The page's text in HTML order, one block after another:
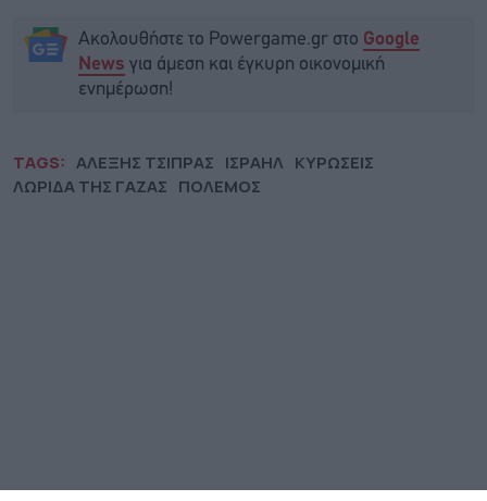
Ακολουθήστε το Powergame.gr στο Google
News για άμεση και έγκυρη οικονομική
ενημέρωση!
TAGS: ΑΛΕΞΗΣ ΤΣΙΠΡΑΣ ΙΣΡΑΗΛ ΚΥΡΩΣΕΙΣ
ΛΩΡΙΔΑ ΤΗΣ ΓΑΖΑΣ ΠΟΛΕΜΟΣ